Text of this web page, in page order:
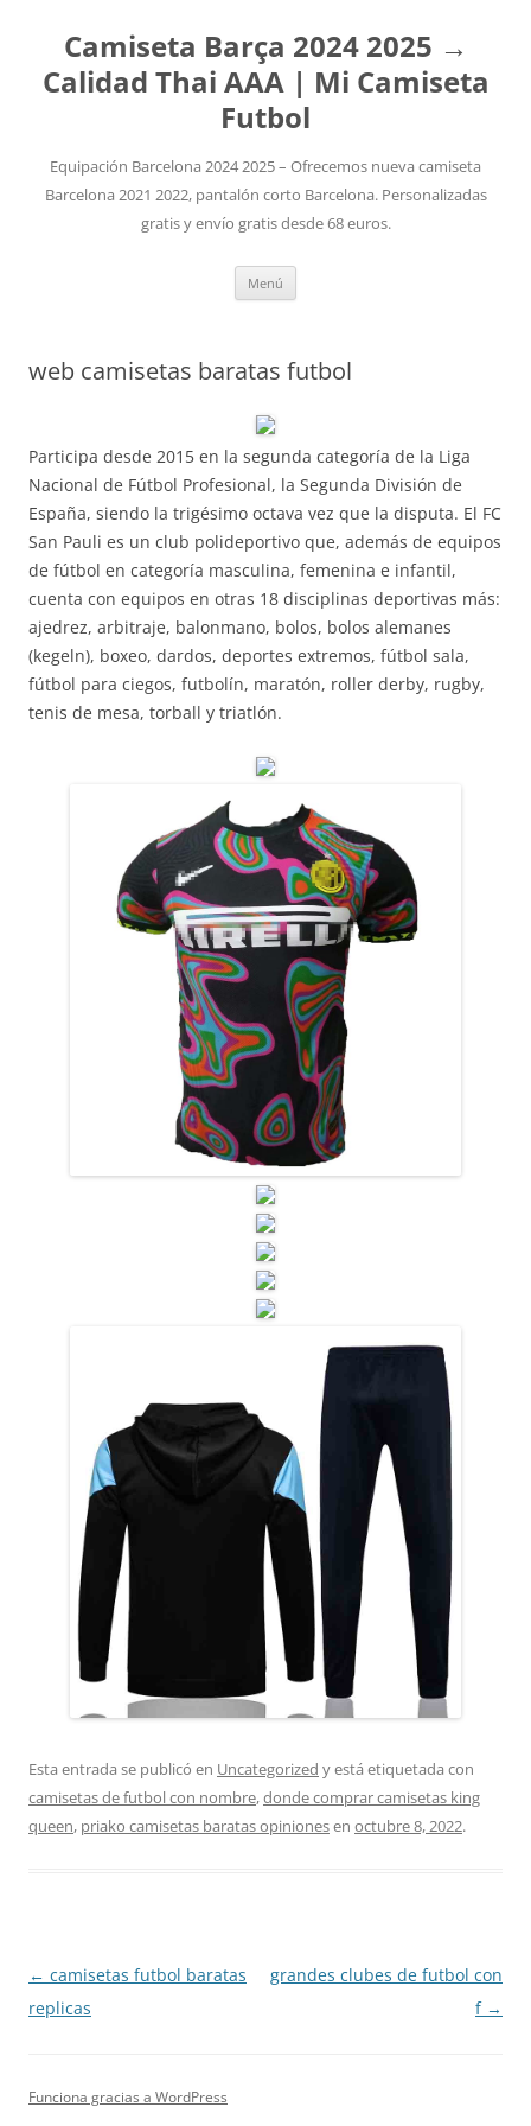
Camiseta Barça 2024 2025 →
Calidad Thai AAA | Mi Camiseta
Futbol
Equipación Barcelona 2024 2025 – Ofrecemos nueva camiseta
Barcelona 2021 2022, pantalón corto Barcelona. Personalizadas
gratis y envío gratis desde 68 euros.
Menú
web camisetas baratas futbol
Participa desde 2015 en la segunda categoría de la Liga
Nacional de Fútbol Profesional, la Segunda División de
España, siendo la trigésimo octava vez que la disputa. El FC
San Pauli es un club polideportivo que, además de equipos
de fútbol en categoría masculina, femenina e infantil,
cuenta con equipos en otras 18 disciplinas deportivas más:
ajedrez, arbitraje, balonmano, bolos, bolos alemanes
(kegeln), boxeo, dardos, deportes extremos, fútbol sala,
fútbol para ciegos, futbolín, maratón, roller derby, rugby,
tenis de mesa, torball y triatlón.
Esta entrada se publicó en Uncategorized y está etiquetada con
camisetas de futbol con nombre,donde comprar camisetas king
queen, priako camisetas baratas opinionesen octubre 8, 2022.
Navegación
de
← camisetas futbol baratas
replicas
grandes clubes de futbol con
f →
Funciona gracias a WordPress